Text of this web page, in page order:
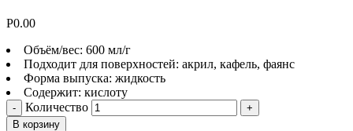
Р0.00
Объём/вес: 600 мл/г
Подходит для поверхностей: акрил, кафель, фаянс
Форма выпуска: жидкость
Содержит: кислоту
Количество
В корзину